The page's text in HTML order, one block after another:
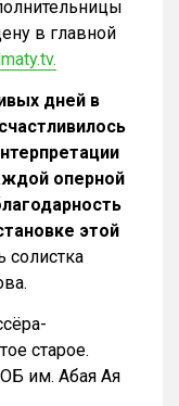
в главной
дней в
оперной
этой
солистка
старое.
им. Абая Ая